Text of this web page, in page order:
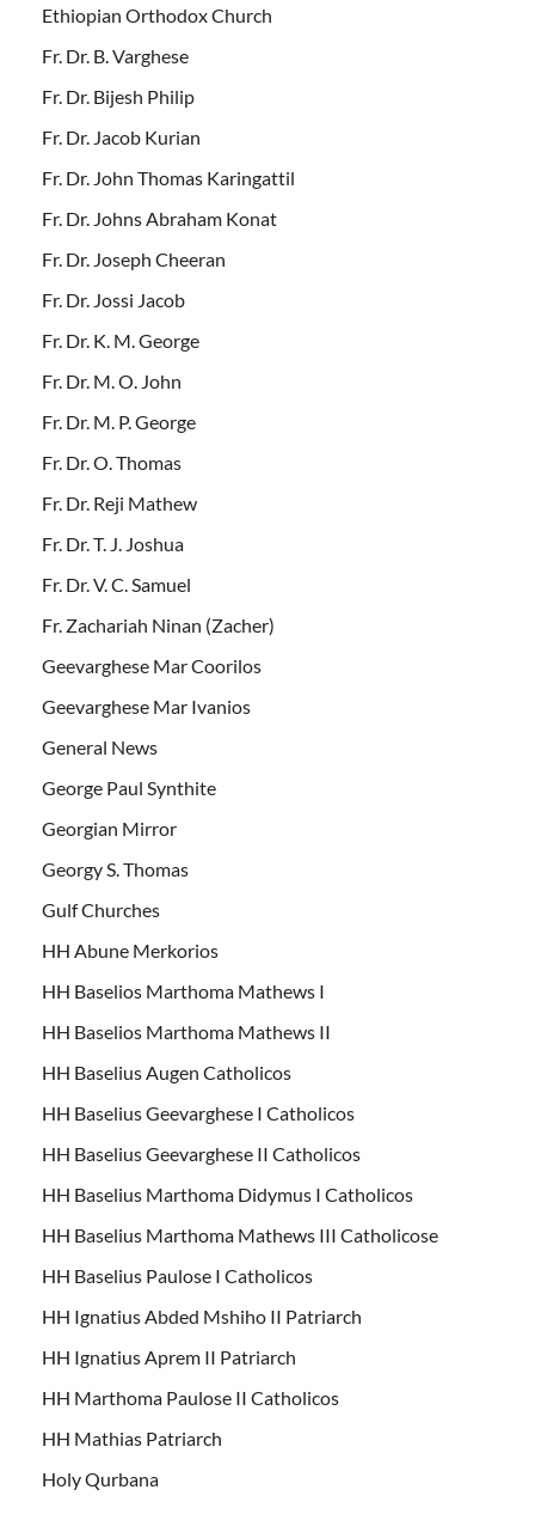
Ethiopian Orthodox Church
Fr. Dr. B. Varghese
Fr. Dr. Bijesh Philip
Fr. Dr. Jacob Kurian
Fr. Dr. John Thomas Karingattil
Fr. Dr. Johns Abraham Konat
Fr. Dr. Joseph Cheeran
Fr. Dr. Jossi Jacob
Fr. Dr. K. M. George
Fr. Dr. M. O. John
Fr. Dr. M. P. George
Fr. Dr. O. Thomas
Fr. Dr. Reji Mathew
Fr. Dr. T. J. Joshua
Fr. Dr. V. C. Samuel
Fr. Zachariah Ninan (Zacher)
Geevarghese Mar Coorilos
Geevarghese Mar Ivanios
General News
George Paul Synthite
Georgian Mirror
Georgy S. Thomas
Gulf Churches
HH Abune Merkorios
HH Baselios Marthoma Mathews I
HH Baselios Marthoma Mathews II
HH Baselius Augen Catholicos
HH Baselius Geevarghese I Catholicos
HH Baselius Geevarghese II Catholicos
HH Baselius Marthoma Didymus I Catholicos
HH Baselius Marthoma Mathews III Catholicose
HH Baselius Paulose I Catholicos
HH Ignatius Abded Mshiho II Patriarch
HH Ignatius Aprem II Patriarch
HH Marthoma Paulose II Catholicos
HH Mathias Patriarch
Holy Qurbana